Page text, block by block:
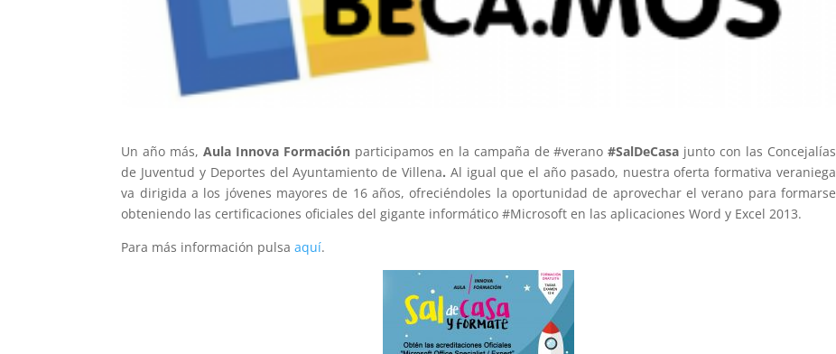
Un año más,Aula Innova Formaciónparticipamos en la campaña de #verano#SalDeCasa junto con las Concejalías
de Juventud y Deportes del Ayuntamiento de Villena. Al igual que el año pasado, nuestra oferta formativa veraniega
va dirigida a los jóvenes mayores de 16 años, ofreciéndoles la oportunidad de aprovechar el verano para formarse
obteniendo las certificaciones oficiales del gigante informático #Microsoft en las aplicaciones Word y Excel 2013.
Para más información pulsaaquí.